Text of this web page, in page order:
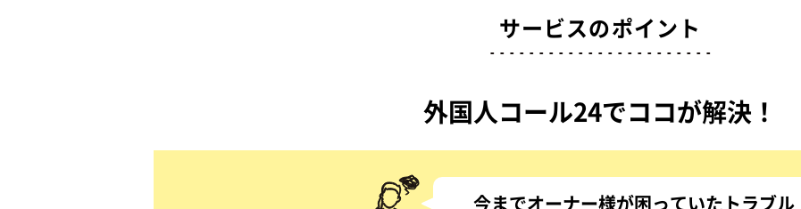
サービスのポイント
外国人コール24でココが解決！
今までオーナー様が困っていたトラブル